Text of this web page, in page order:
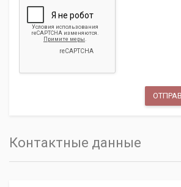
Контактные данные